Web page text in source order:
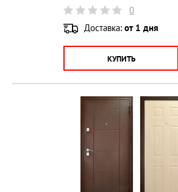
0
Доставка: от 1 дня
КУПИТЬ